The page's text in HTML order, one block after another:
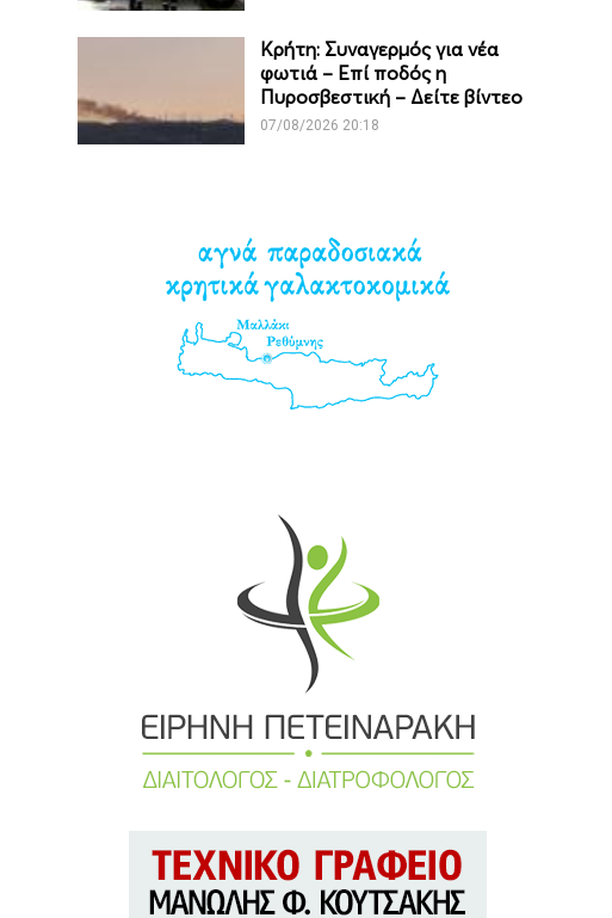
Κρήτη: Συναγερμός για νέα
φωτιά – Επί ποδός η
Πυροσβεστική – Δείτε βίντεο
07/08/2026 20:18